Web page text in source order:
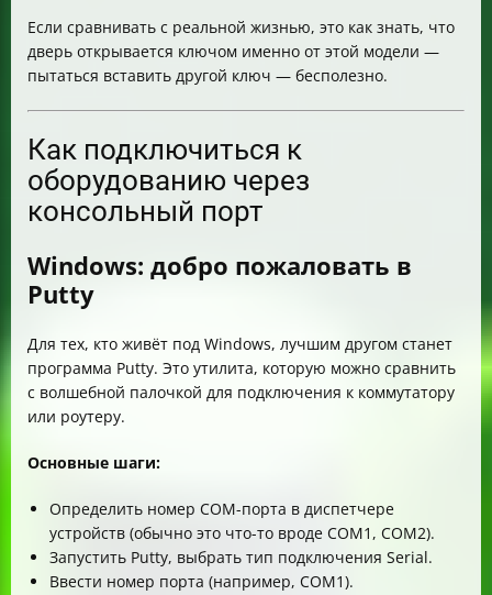
Если сравнивать с реальной жизнью, это как знать, что
дверь открывается ключом именно от этой модели —
пытаться вставить другой ключ — бесполезно.
Как подключиться к
оборудованию через
консольный порт
Windows: добро пожаловать в
Putty
Для тех, кто живёт под Windows, лучшим другом станет
программа Putty. Это утилита, которую можно сравнить
с волшебной палочкой для подключения к коммутатору
или роутеру.
Основные шаги:
Определить номер COM-порта в диспетчере
устройств (обычно это что-то вроде COM1, COM2).
Запустить Putty, выбрать тип подключения Serial.
Ввести номер порта (например, COM1).